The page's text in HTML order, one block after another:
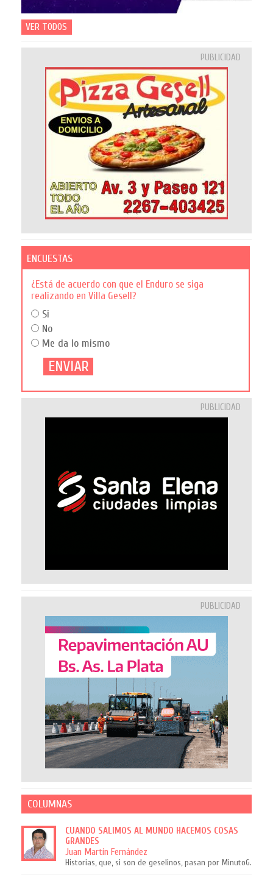
VER TODOS
PUBLICIDAD
ENCUESTAS
¿Está de acuerdo con que el Enduro se siga
realizando en Villa Gesell?
Si
No
Me da lo mismo
PUBLICIDAD
PUBLICIDAD
COLUMNAS
CUANDO SALIMOS AL MUNDO HACEMOS COSAS
GRANDES
Juan Martín Fernández
Historias, que, si son de geselinos, pasan por MinutoG.